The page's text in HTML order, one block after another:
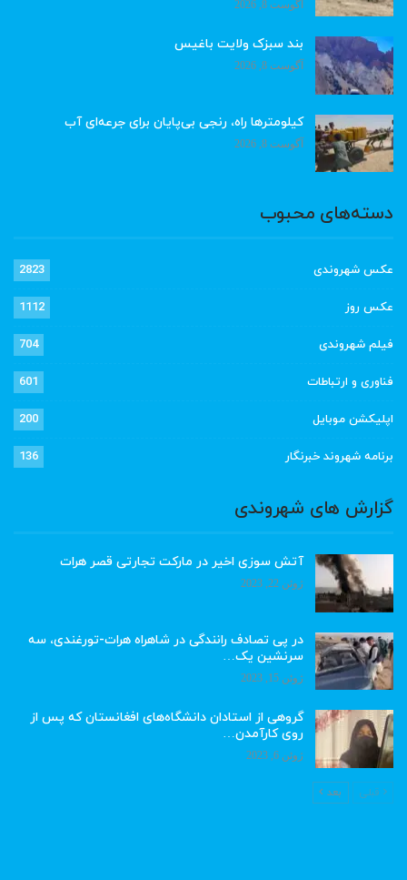
آگوست 8, 2026
بند سبزک ولایت باغیس
آگوست 8, 2026
کیلومترها راه، رنجی بی‌پایان برای جرعه‌ای آب
آگوست 8, 2026
دسته‌های محبوب
عکس شهروندی 2823
عکس روز 1112
فیلم شهروندی 704
فناوری و ارتباطات 601
اپلیکشن موبایل 200
برنامه شهروند خبرنگار 136
گزارش های شهروندی
آتش سوزی اخیر در مارکت تجارتی قصر هرات
ژوئن 22, 2023
در پی تصادف رانندگی در شاهراه هرات-تورغندی، سه
سرنشین یک…
ژوئن 15, 2023
گروهی از استادان دانشگاه‌های افغانستان که پس از
روی کارآمدن…
ژوئن 6, 2023
قبلی بعد